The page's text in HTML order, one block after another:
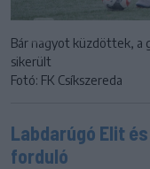
Bár nagyot küzdöttek, a
sikerült
Fotó: FK Csíkszereda
Labdarúgó Elit
forduló